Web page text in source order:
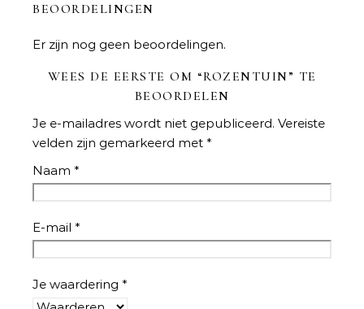
BEOORDELINGEN
Er zijn nog geen beoordelingen.
WEES DE EERSTE OM “ROZENTUIN” TE
BEOORDELEN
Je e-mailadres wordt niet gepubliceerd. Vereiste
velden zijn gemarkeerd met *
Naam *
E-mail *
Je waardering *